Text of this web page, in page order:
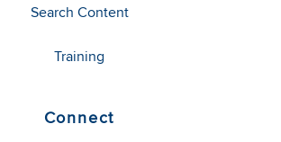
Search Content
Training
Connect